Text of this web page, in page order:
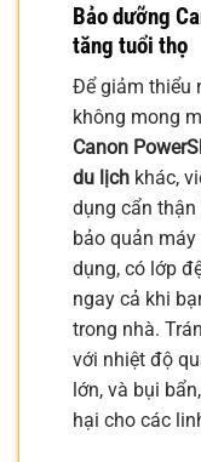
Bảo dưỡng
tăng tuổi thọ
Để giảm thiểu
không mong
Canon
du lịch khác,
dụng cẩn
bảo quản
dụng, có lớp
ngay cả khi
trong nhà.
với nhiệt độ
lớn, và bụi
hại cho các